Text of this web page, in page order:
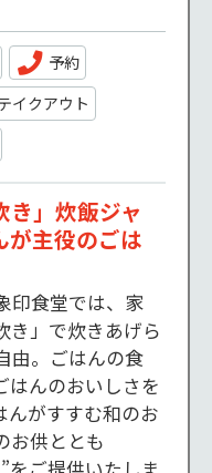
予約
イクアウト
き」炊飯ジャ
が主役のごは
印食堂では、家
き」で炊きあげら
由。ごはんの食
はんのおいしさを
んがすすむ和のお
お供ととも